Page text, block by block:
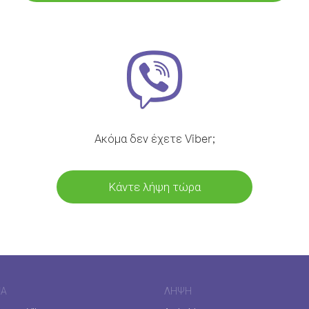
Ακόμα δεν έχετε Viber;
Κάντε λήψη τώρα
ΛΉΨΗ